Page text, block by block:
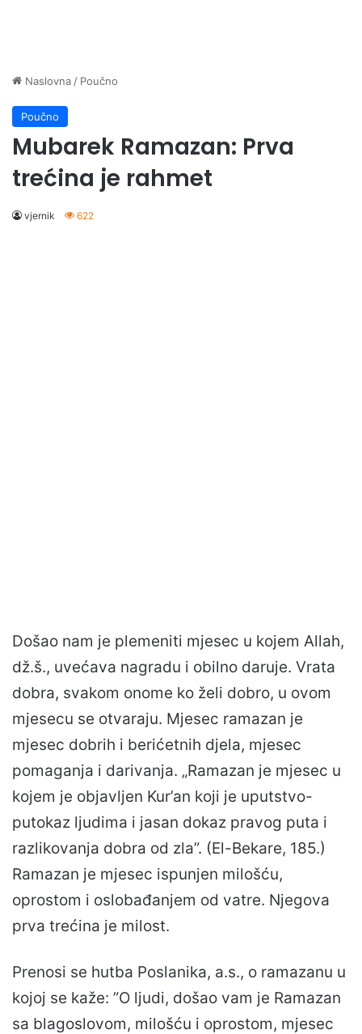
Naslovna / Poučno
Poučno
Mubarek Ramazan: Prva
trećina je rahmet
vjernik 622
Došao nam je plemeniti mjesec u kojem Allah,
dž.š., uvećava nagradu i obilno daruje. Vrata
dobra, svakom onome ko želi dobro, u ovom
mjesecu se otvaraju. Mjesec ramazan je
mjesec dobrih i berićetnih djela, mjesec
pomaganja i darivanja. „Ramazan je mjesec u
kojem je objavljen Kur’an koji je uputstvo-
putokaz ljudima i jasan dokaz pravog puta i
razlikovanja dobra od zla”. (El-Bekare, 185.)
Ramazan je mjesec ispunjen milošću,
oprostom i oslobađanjem od vatre. Njegova
prva trećina je milost.
Prenosi se hutba Poslanika, a.s., o ramazanu u
kojoj se kaže: ”O ljudi, došao vam je Ramazan
sa blagoslovom, milošću i oprostom, mjesec